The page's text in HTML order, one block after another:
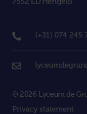
(+31) 074 245
© 2026 Lyceum de
Privacy statement